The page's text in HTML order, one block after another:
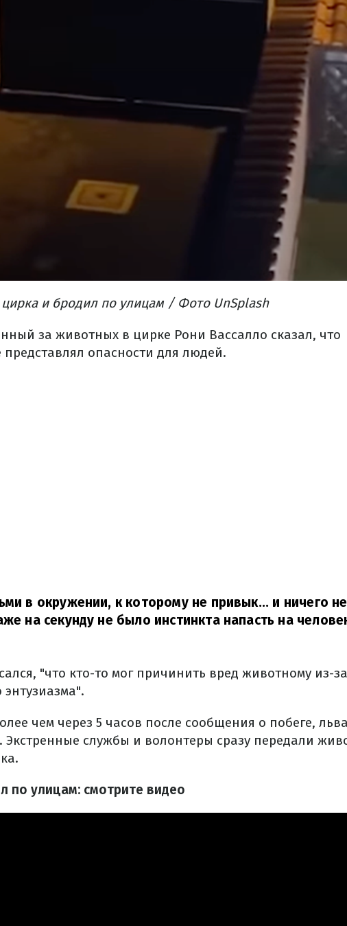
и бродил по улицам / Фото UnSplash
за животных в цирке Рони Вассалло сказал, что
опасности для людей.
в окружении, к которому не привык... и ничего не
на секунду не было инстинкта напасть на
"что кто-то мог причинить вред животному из-за
чем через 5 часов после сообщения о побеге, льва
Экстренные службы и волонтеры сразу передали
по улицам: смотрите видео